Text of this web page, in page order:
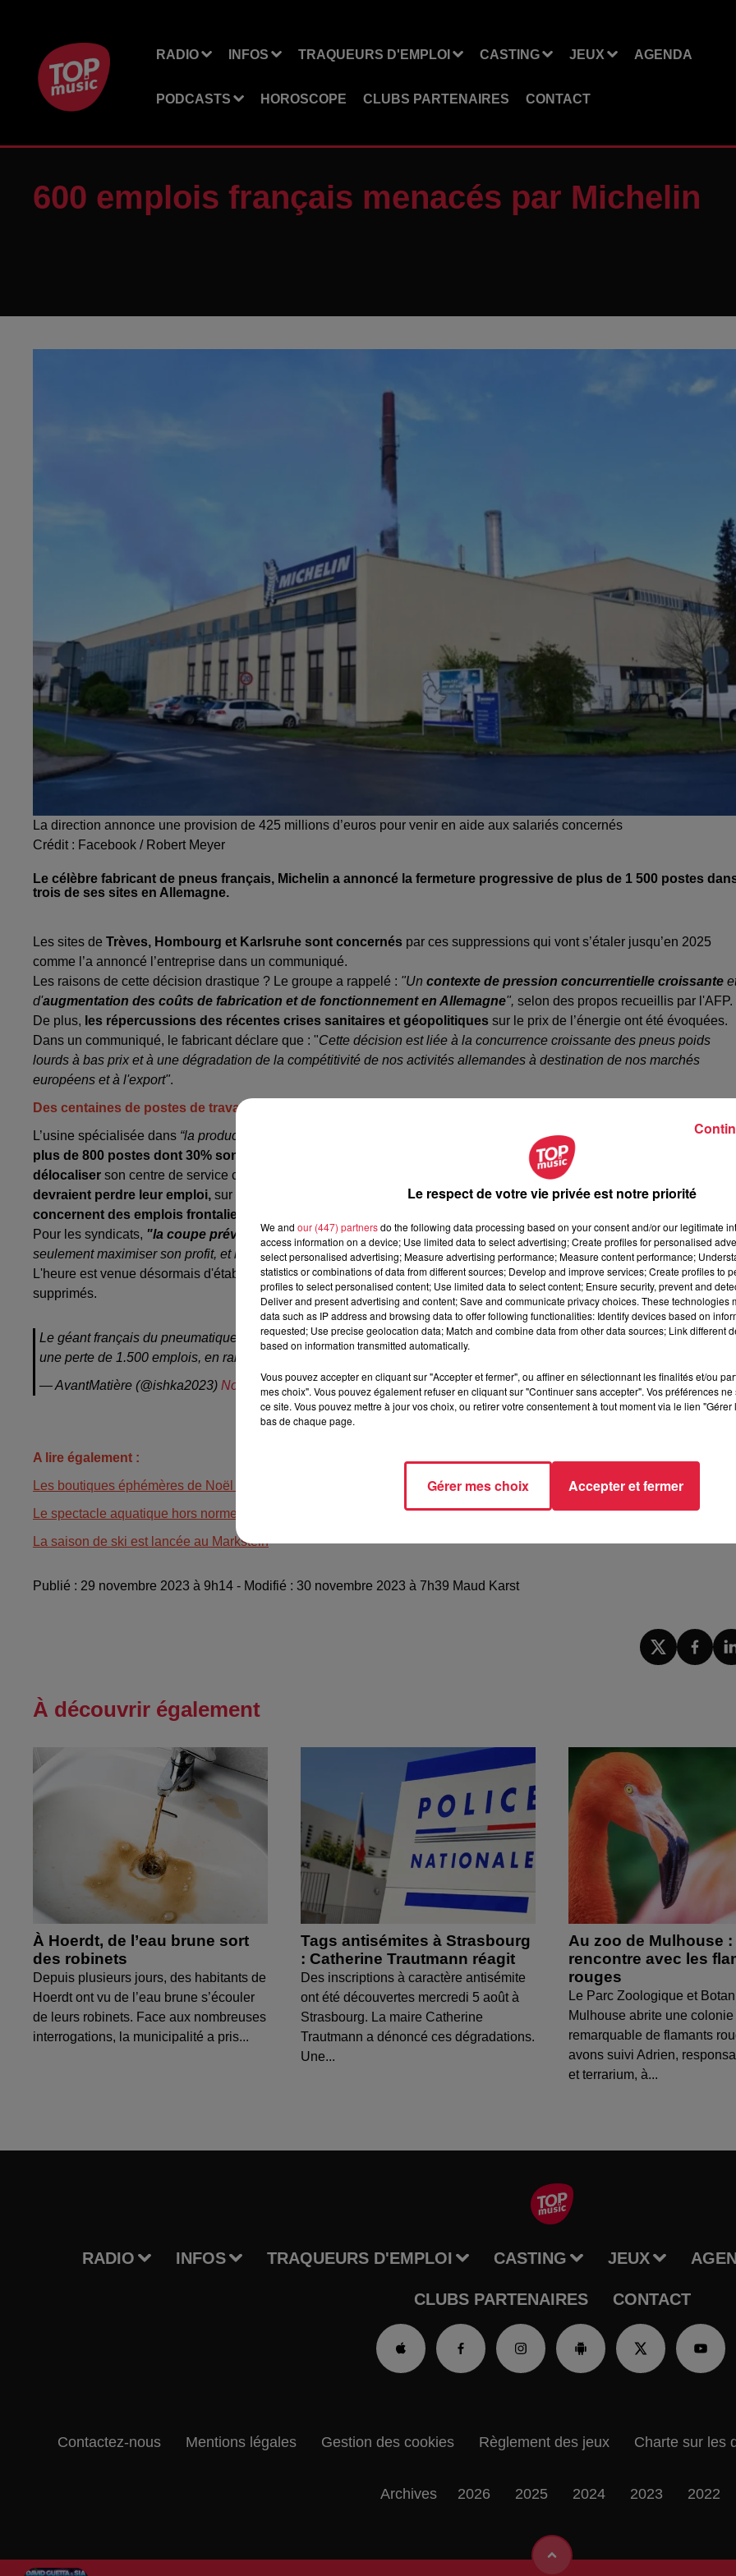
RADIO INFOS TRAQUEURS D'EMPLOI CASTING JEUX AGENDA
PODCASTS HOROSCOPE CLUBS PARTENAIRES CONTACT
600 emplois français menacés par Michelin
La direction annonce une provision de 425 millions d’euros pour venir en aide aux salariés concernés
Crédit : Facebook / Robert Meyer
Le célèbre fabricant de pneus français, Michelin a annoncé la fermeture progressive de plus de 1 500 postes
trois de ses sites en Allemagne.
Les sites de Trèves, Hombourg et Karlsruhe sont concernés par ces suppressions qui vont s’étaler jusqu’en 2025
comme l’a annoncé l’entreprise dans un communiqué.
Les raisons de cette décision drastique ? Le groupe a rappelé : "Un contexte de pression concurrentielle croissante
d'augmentation des coûts de fabrication et de fonctionnement en Allemagne", selon des propos recueillis par l'AFP.
De plus, les répercussions des récentes crises sanitaires et géopolitiques sur le prix de l’énergie ont été évoquées.
Dans un communiqué, le fabricant déclare que : "Cette décision est liée à la concurrence croissante des pneus poids
lourds à bas prix et à une dégradation de la compétitivité de nos activités allemandes à destination de nos marchés
européens et à l'export".
Des centaines de postes de travailleurs français supprimés
L’usine spécialisée dans “la production de pneus pour poids lourds et de produits semi-finis” de Hombourg, se voit
plus de 800 postes dont 30% sont occupés par des travailleurs frontaliers français. De plus, l'entreprise a décidé de
délocaliser son centre de service client, situé à Karlsruhe, . En tout, ce sont
devraient perdre leur emploi, sur les 5 000 qui travaillent pour le groupe en Allemagne. 600 de ces suppressions
concernent des emplois frontaliers.
Pour les syndicats, "la coupe prévue est injustifiée", déclare le syndicat IG-BCE à l'AFP, avant d’ajouter :"Michelin
seulement maximiser son profit, et laisse tomber des employés hautement engagés et qualifiés".
L'heure est venue désormais d'établir desplans d'accompagnement socialpour les employés dont les postes ont été
supprimés.
Le géant français du pneumatique Michelin a pris la décision de fermer ses trois centres de fabrication en Allemagne,
une perte de 1.500 emplois, en raison des coûts énergétiques élevés suite aux sanctions..
— AvantMatière (@ishka2023) November 28, 2023
-------------------------------------------------
A lire également :
Les boutiques éphémères de Noël à Strasbourg
Le spectacle aquatique hors norme du Ballet Nautique de Strasbourg
La saison de ski est lancée au Markstein
Publié : 29 novembre 2023 à 9h14 - Modifié : 30 novembre 2023 à 7h39 Maud Karst
À découvrir également
À Hoerdt, de l’eau brune sort
des robinets
Depuis plusieurs jours, des habitants de
Hoerdt ont vu de l’eau brune s’écouler
de leurs robinets. Face aux nombreuses
interrogations, la municipalité a pris...
Tags antisémites à Strasbourg
: Catherine Trautmann réagit
Des inscriptions à caractère antisémite
ont été découvertes mercredi 5 août à
Strasbourg. La maire Catherine
Trautmann a dénoncé ces dégradations.
Une...
Au zoo de Mulhouse :
rencontre avec les
rouges
Le Parc Zoologique et
Mulhouse abrite une colonie
remarquable de flamants
avons suivi Adrien,
et terrarium, à...
RADIO INFOS TRAQUEURS D'EMPLOI CASTING JEUX
CLUBS PARTENAIRES CONTACT
Contactez-nous Mentions légales Gestion des cookies Règlement des jeux Charte sur les
Archives 2026 2025 2024 2023 2022
Le respect de votre vie privée est notre priorité
We and our (447) partnersdo the following data processing based on your consent and/or our legitimate
access information on a device; Use limited data to select advertising; Create profiles for personalised
select personalised advertising; Measure advertising performance; Measure content performance;
statistics or combinations of data from different sources; Develop and improve services; Create profiles to
profiles to select personalised content; Use limited data to select content; Ensure security, prevent and
Deliver and present advertising and content; Save and communicate privacy choices. These technologies
data such as IP address and browsing data to offer following functionalities: Identify devices based on
requested; Use precise geolocation data; Match and combine data from other data sources; Link different
based on information transmitted automatically.
Vous pouvez accepter en cliquant sur "Accepter et fermer", ou affiner en sélectionnant les finalités et/ou
mes choix". Vous pouvez également refuser en cliquant sur "Continuer sans accepter". Vos préférences
ce site. Vous pouvez mettre à jour vos choix, ou retirer votre consentement à tout moment via le lien
bas de chaque page.
Gérer mes choix Accepter et fermer